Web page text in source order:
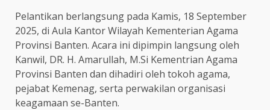
Pelantikan berlangsung pada Kamis, 18 September
2025, di Aula Kantor Wilayah Kementerian Agama
Provinsi Banten. Acara ini dipimpin langsung oleh
Kanwil, DR. H. Amarullah, M.Si Kementrian Agama
Provinsi Banten dan dihadiri oleh tokoh agama,
pejabat Kemenag, serta perwakilan organisasi
keagamaan se-Banten.